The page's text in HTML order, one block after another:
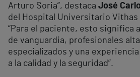
Arturo Soria”, destaca José
del Hospital Universitario Vithas
“Para el paciente, esto significa
de vanguardia, profesionales
especializados y una
a la calidad y la seguridad”.